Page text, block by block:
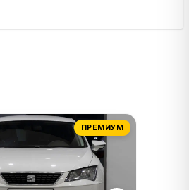
ПРЕМИУМ